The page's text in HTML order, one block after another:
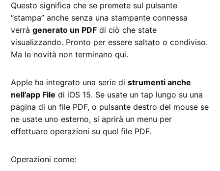
Questo significa che se premete sul pulsante
“stampa” anche senza una stampante connessa
verràgenerato un PDF di ciò che state
visualizzando. Pronto per essere saltato o condiviso.
Ma le novità non terminano qui.
Apple ha integrato una serie distrumenti anche
nell’app File di iOS 15. Se usate un tap lungo su una
pagina di un file PDF, o pulsante destro del mouse se
ne usate uno esterno, si aprirà un menu per
effettuare operazioni su quel file PDF.
Operazioni come: